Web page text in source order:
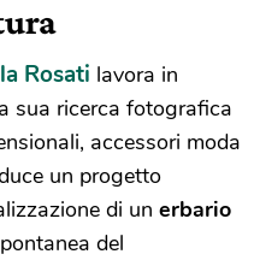
Rosati lavora in
sua ricerca fotografica
accessori moda
un progetto
di un erbario
del